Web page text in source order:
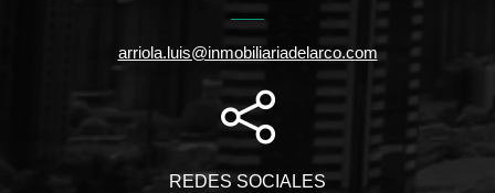
arriola.luis@inmobiliariadelarco.com
REDES SOCIALES